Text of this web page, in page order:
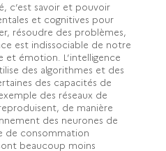
c’est savoir et pouvoir
et cognitives pour
résoudre des problèmes,
est indissociable de notre
et émotion. L’intelligence
des algorithmes et des
des capacités de
des réseaux de
de manière
des neurones de
de consommation
beaucoup moins